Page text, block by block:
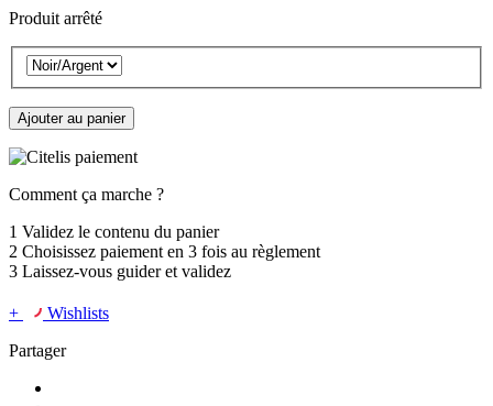
Produit arrêté
Ajouter au panier
Comment ça marche ?
1 Validez le contenu du panier
2 Choisissez paiement en 3 fois au règlement
3 Laissez-vous guider et validez
+
Wishlists
Partager